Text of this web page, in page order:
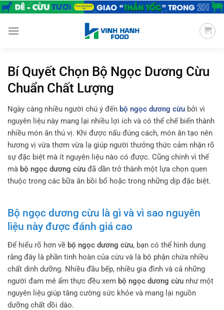
Chuyển
nội
Bí Quyết Chọn Bộ Ngọc Dương Cừu
Chuẩn Chất Lượng
Ngày càng nhiều người chú ý đến bộ ngọc dương cừu bởi vì
nguyên liệu này mang lại nhiều lợi ích và có thể chế biến thành
nhiều món ăn thú vị. Khi được nấu đúng cách, món ăn tạo nên
hương vị vừa thơm vừa lạ giúp người thưởng thức cảm nhận rõ
sự đặc biệt mà ít nguyên liệu nào có được. Cũng chính vì thế
mà bộ ngọc dương cừu đã dần trở thành một lựa chọn quen
thuộc trong các bữa ăn bồi bổ hoặc trong những dịp đặc biệt.
Bộ ngọc dương cừu là gì và vì sao nguyên
liệu này được đánh giá cao
Để hiểu rõ hơn về bộ ngọc dương cừu, bạn có thể hình dung
rằng đây là phần tinh hoàn của cừu và là bộ phận chứa nhiều
chất dinh dưỡng. Nhiều đầu bếp, nhiều gia đình và cả những
người đam mê ẩm thực đều xem bộ ngọc dương cừu như một
nguyên liệu giúp tăng cường sức khỏe và mang lại nguồn
dưỡng chất dồi dào.